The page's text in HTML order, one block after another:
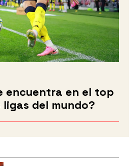
encuentra en el top
ligas del mundo?